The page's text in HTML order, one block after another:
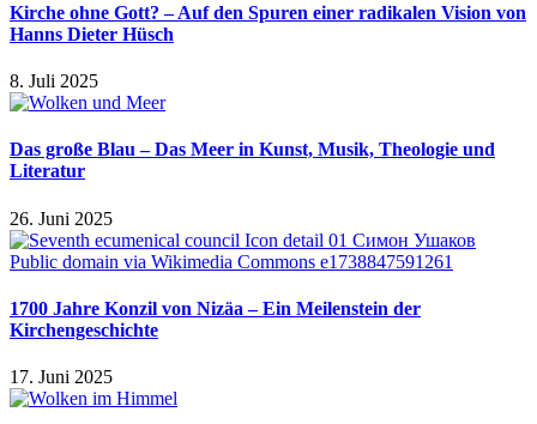
Kirche ohne Gott? – Auf den Spuren einer radikalen Vision von
Hanns Dieter Hüsch
8. Juli 2025
Das große Blau – Das Meer in Kunst, Musik, Theologie und
Literatur
26. Juni 2025
1700 Jahre Konzil von Nizäa – Ein Meilenstein der
Kirchengeschichte
17. Juni 2025